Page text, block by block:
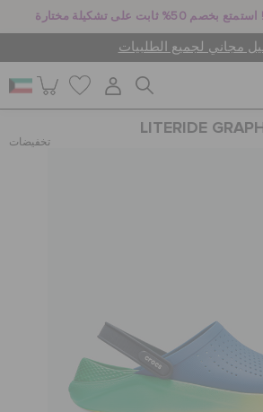
ثابت على تشكيلة مختارة
مجاني لجميع الطلبيات
LITERIDE
تخفيضات